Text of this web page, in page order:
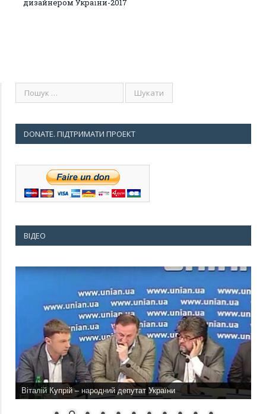
дизайнером України-2017
DONATE. ПІДТРИМАТИ ПРОЕКТ
ВІДЕО
Віталій Купрій – народний депутат України